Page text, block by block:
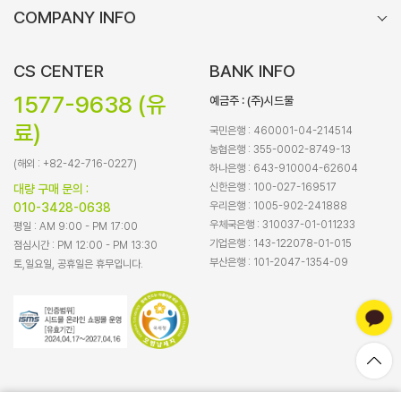
COMPANY INFO
CS CENTER
1577-9638 (유
료)
(해외 : +82-42-716-0227)
대량 구매 문의 :
010-3428-0638
평일 : AM 9:00 - PM 17:00
점심시간 : PM 12:00 - PM 13:30
토,일요일, 공휴일은 휴무입니다.
BANK INFO
예금주 : (주)시드물
국민은행 : 460001-04-214514
농협은행 : 355-0002-8749-13
하나은행 : 643-910004-62604
신한은행 : 100-027-169517
우리은행 : 1005-902-241888
우체국은행 : 310037-01-011233
기업은행 : 143-122078-01-015
부산은행 : 101-2047-1354-09